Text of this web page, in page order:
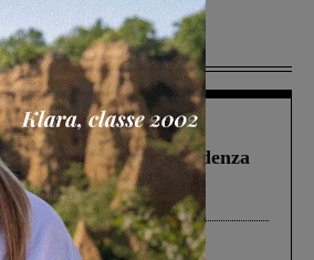
1 Agosto 2026
finanziata oltre la scadenza
Fratelli d’Italia: “Un
Governo”